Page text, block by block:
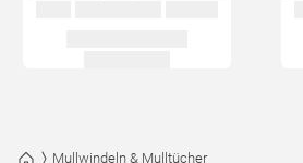
Mullwindeln & Mulltücher